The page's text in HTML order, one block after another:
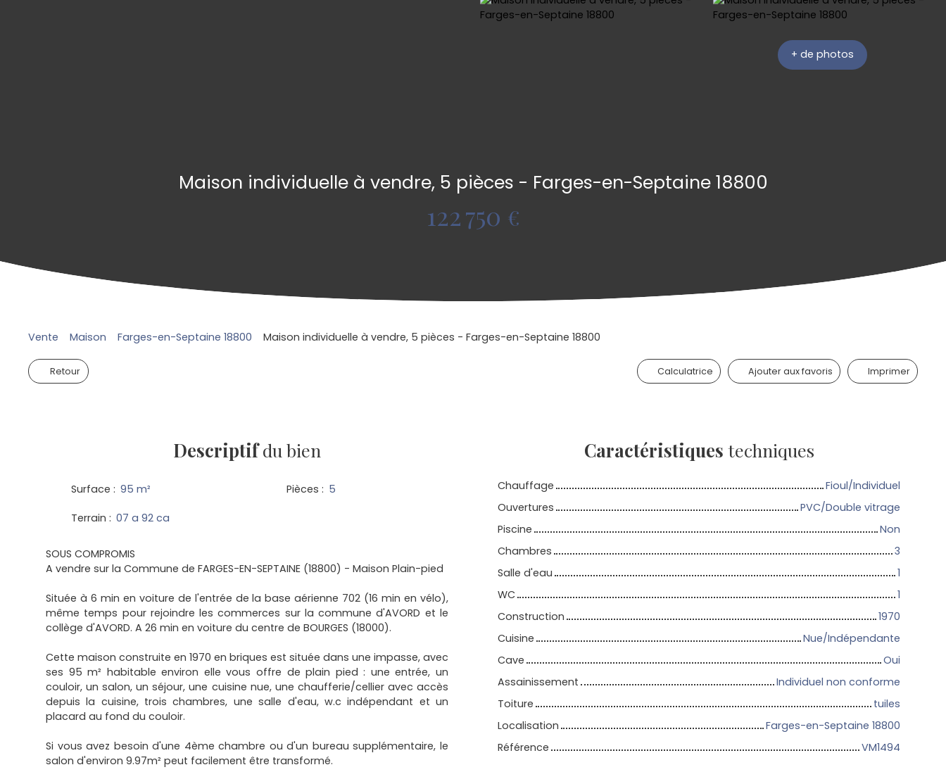
+ de photos
Maison individuelle à vendre, 5 pièces - Farges-en-Septaine 18800
122 750 €
Vente Maison Farges-en-Septaine 18800 Maison individuelle à vendre, 5 pièces - Farges-en-Septaine 18800
Retour Calculatrice Ajouter aux favoris Imprimer
Descriptifdu bien
Surface : 95 m² Pièces : 5
Terrain : 07 a 92 ca
SOUS COMPROMIS
A vendre sur la Commune de FARGES-EN-SEPTAINE (18800) - Maison Plain-pied
Située à 6 min en voiture de l'entrée de la base aérienne 702 (16 min en vélo),
même temps pour rejoindre les commerces sur la commune d'AVORD et le
collège d'AVORD. A 26 min en voiture du centre de BOURGES (18000).
Cette maison construite en 1970 en briques est située dans une impasse, avec
ses 95 m² habitable environ elle vous offre de plain pied : une entrée, un
couloir, un salon, un séjour, une cuisine nue, une chaufferie/cellier avec accès
depuis la cuisine, trois chambres, une salle d'eau, w.c indépendant et un
placard au fond du couloir.
Si vous avez besoin d'une 4ème chambre ou d'un bureau supplémentaire, le
salon d'environ 9.97m² peut facilement être transformé.
Caractéristiques techniques
Chauffage
Fioul/Individuel
Ouvertures
PVC/Double vitrage
Piscine
Non
Chambres
3
Salle d'eau
1
WC
1
Construction
1970
Cuisine
Nue/Indépendante
Cave
Oui
Assainissement
Individuel non conforme
Toiture
tuiles
Localisation
Farges-en-Septaine 18800
Référence
VM1494